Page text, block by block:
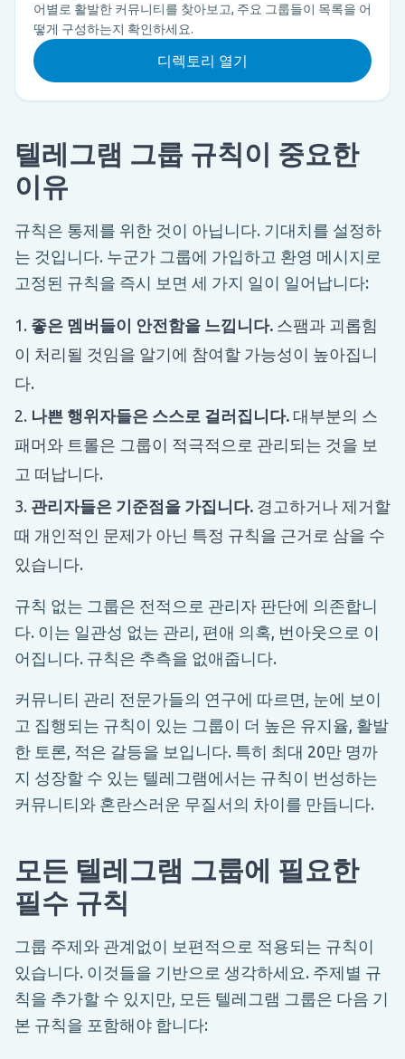
어별로 활발한 커뮤니티를 찾아보고, 주요 그룹들이 목록을 어
떻게 구성하는지 확인하세요.
디렉토리 열기
텔레그램 그룹 규칙이 중요한
이유
규칙은 통제를 위한 것이 아닙니다. 기대치를 설정하
는 것입니다. 누군가 그룹에 가입하고 환영 메시지로
고정된 규칙을 즉시 보면 세 가지 일이 일어납니다:
좋은 멤버들이 안전함을 느낍니다. 스팸과 괴롭힘
이 처리될 것임을 알기에 참여할 가능성이 높아집니
다.
나쁜 행위자들은 스스로 걸러집니다. 대부분의 스
패머와 트롤은 그룹이 적극적으로 관리되는 것을 보
고 떠납니다.
관리자들은 기준점을 가집니다. 경고하거나 제거할
때 개인적인 문제가 아닌 특정 규칙을 근거로 삼을 수
있습니다.
규칙 없는 그룹은 전적으로 관리자 판단에 의존합니
다. 이는 일관성 없는 관리, 편애 의혹, 번아웃으로 이
어집니다. 규칙은 추측을 없애줍니다.
커뮤니티 관리 전문가들의 연구에 따르면, 눈에 보이
고 집행되는 규칙이 있는 그룹이 더 높은 유지율, 활발
한 토론, 적은 갈등을 보입니다. 특히 최대 20만 명까
지 성장할 수 있는 텔레그램에서는 규칙이 번성하는
커뮤니티와 혼란스러운 무질서의 차이를 만듭니다.
모든 텔레그램 그룹에 필요한
필수 규칙
그룹 주제와 관계없이 보편적으로 적용되는 규칙이
있습니다. 이것들을 기반으로 생각하세요. 주제별 규
칙을 추가할 수 있지만, 모든 텔레그램 그룹은 다음 기
본 규칙을 포함해야 합니다: